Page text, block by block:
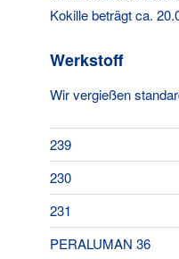
Kokille beträgt ca.
Werkstoff
Wir vergießen
239
230
231
PERALUMAN 36